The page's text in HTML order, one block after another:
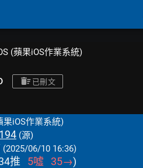
(蘋果iOS作業系統)
已刪文
果iOS作業系統)
(源)
(2025/06/10 16:36)
推 5噓 35→)